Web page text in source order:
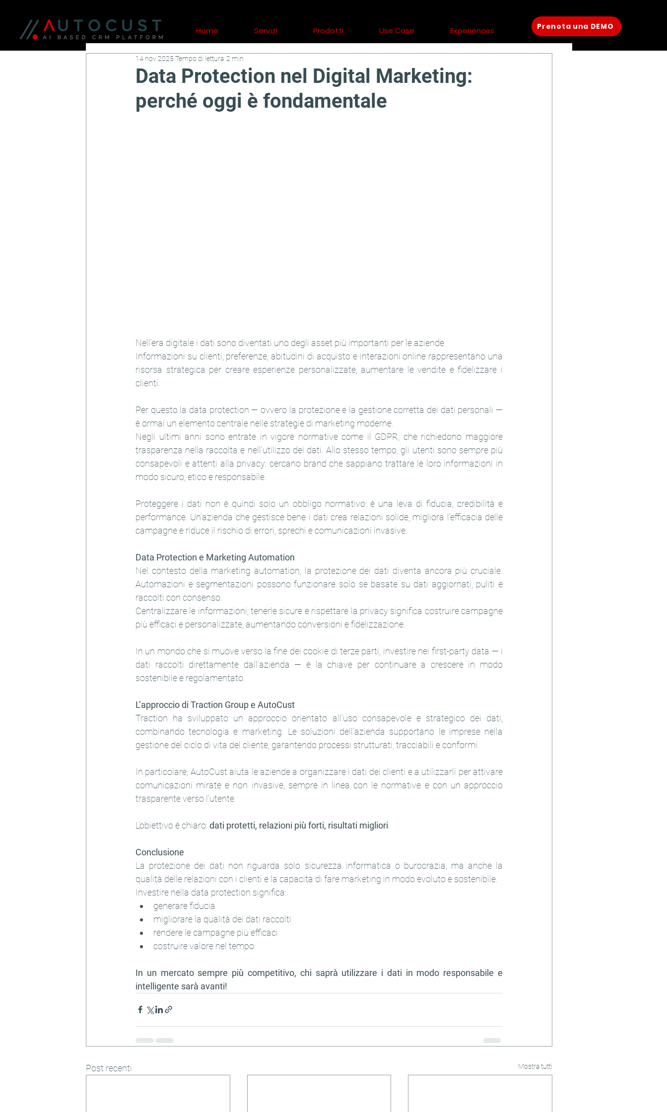
Home Servizi Prodotti Use Case Experiences Prenota una DEMO
Data Protection nel Digital Marketing:
perché oggi è fondamentale
14 nov 2025 Tempo di lettura: 2 min
Nell’era digitale i dati sono diventati uno degli asset più importanti per le aziende.
Informazioni su clienti, preferenze, abitudini di acquisto e interazioni online rappresentano una
risorsa strategica per creare esperienze personalizzate, aumentare le vendite e fidelizzare i
clienti.
Per questo la data protection — ovvero la protezione e la gestione corretta dei dati personali —
è ormai un elemento centrale nelle strategie di marketing moderne.
Negli ultimi anni sono entrate in vigore normative come il GDPR, che richiedono maggiore
trasparenza nella raccolta e nell’utilizzo dei dati. Allo stesso tempo, gli utenti sono sempre più
consapevoli e attenti alla privacy: cercano brand che sappiano trattare le loro informazioni in
modo sicuro, etico e responsabile.
Proteggere i dati non è quindi solo un obbligo normativo: è una leva di fiducia, credibilità e
performance. Un’azienda che gestisce bene i dati crea relazioni solide, migliora l’efficacia delle
campagne e riduce il rischio di errori, sprechi e comunicazioni invasive.
Data Protection e Marketing Automation
Nel contesto della marketing automation, la protezione dei dati diventa ancora più cruciale.
Automazioni e segmentazioni possono funzionare solo se basate su dati aggiornati, puliti e
raccolti con consenso.
Centralizzare le informazioni, tenerle sicure e rispettare la privacy significa costruire campagne
più efficaci e personalizzate, aumentando conversioni e fidelizzazione.
In un mondo che si muove verso la fine dei cookie di terze parti, investire nei first-party data — i
dati raccolti direttamente dall’azienda — è la chiave per continuare a crescere in modo
sostenibile e regolamentato.
L’approccio di Traction Group e AutoCust
Traction ha sviluppato un approccio orientato all’uso consapevole e strategico dei dati,
combinando tecnologia e marketing. Le soluzioni dell’azienda supportano le imprese nella
gestione del ciclo di vita del cliente, garantendo processi strutturati, tracciabili e conformi.
In particolare, AutoCust aiuta le aziende a organizzare i dati dei clienti e a utilizzarli per attivare
comunicazioni mirate e non invasive, sempre in linea con le normative e con un approccio
trasparente verso l’utente.
L’obiettivo è chiaro: dati protetti, relazioni più forti, risultati migliori
Conclusione
La protezione dei dati non riguarda solo sicurezza informatica o burocrazia, ma anche la
qualità delle relazioni con i clienti e la capacità di fare marketing in modo evoluto e sostenibile.
Investire nella data protection significa:
generare fiducia
migliorare la qualità dei dati raccolti
rendere le campagne più efficaci
costruire valore nel tempo
In un mercato sempre più competitivo, chi saprà utilizzare i dati in modo responsabile e
intelligente sarà avanti!
Post recenti Mostra tutti